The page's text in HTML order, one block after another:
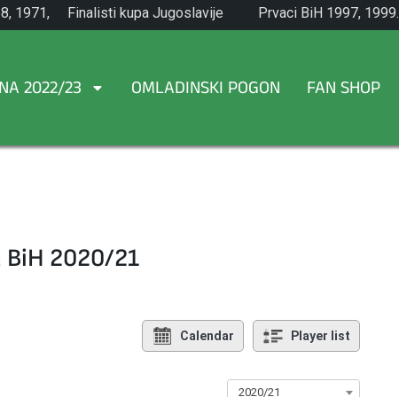
1971,
Finalisti kupa Jugoslavije
1965.
Prvaci BiH 1997, 1999.
2022/23 OMLADINSKI POGON FAN SHOP
2020/21
Calendar Player list
2020/21